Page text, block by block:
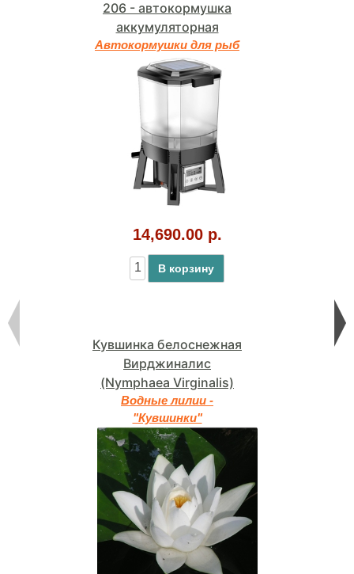
206 - автокормушка
аккумуляторная
Автокормушки для рыб
14,690.00 р.
В корзину
Кувшинка белоснежная
Вирджиналис
(Nymphaea Virginalis)
Водные лилии -
"Кувшинки"